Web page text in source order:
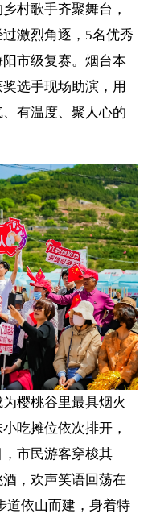
村歌手齐聚舞台，
激烈角逐，5名优秀
市级复赛。烟台本
选手现场助演，用
有温度、聚人心的
樱桃谷里最具烟火
吃摊位依次排开，
市民游客穿梭其
，欢声笑语回荡在
道依山而建，身着特